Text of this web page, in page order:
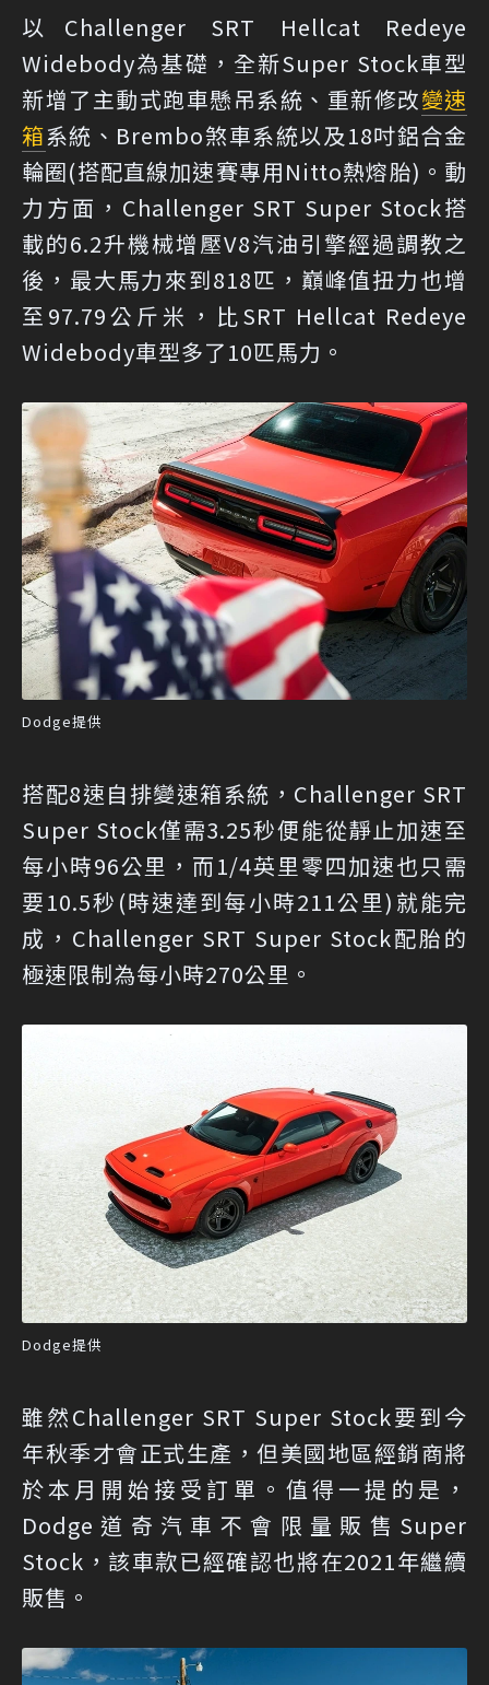
以Challenger SRT Hellcat Redeye
Widebody為基礎，全新Super Stock車型
新增了主動式跑車懸吊系統、重新修改變速
箱系統、Brembo煞車系統以及18吋鋁合金
輪圈(搭配直線加速賽專用Nitto熱熔胎)。動
力方面，Challenger SRT Super Stock搭
載的6.2升機械增壓V8汽油引擎經過調教之
後，最大馬力來到818匹，巔峰值扭力也增
至97.79公斤米，比SRT Hellcat Redeye
Widebody車型多了10匹馬力。
Dodge提供
搭配8速自排變速箱系統，Challenger SRT
Super Stock僅需3.25秒便能從靜止加速至
每小時96公里，而1/4英里零四加速也只需
要10.5秒(時速達到每小時211公里)就能完
成，Challenger SRT Super Stock配胎的
極速限制為每小時270公里。
Dodge提供
雖然Challenger SRT Super Stock要到今
年秋季才會正式生產，但美國地區經銷商將
於本月開始接受訂單。值得一提的是，
Dodge道奇汽車不會限量販售Super
Stock，該車款已經確認也將在2021年繼續
販售。